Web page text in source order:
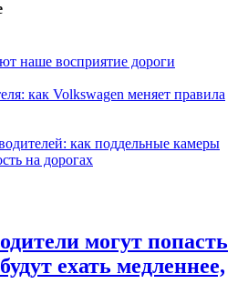
наше восприятие дороги
как Volkswagen меняет правила
как поддельные камеры
на дорогах
могут попасть
ехать медленнее,